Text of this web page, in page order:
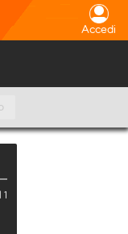
Accedi